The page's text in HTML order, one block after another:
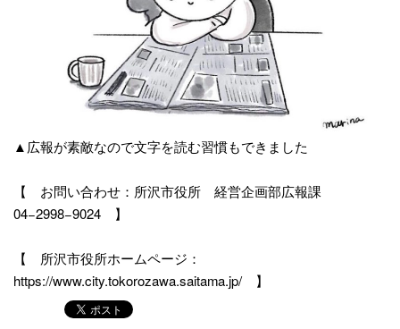
▲広報が素敵なので文字を読む習慣もできました
【 お問い合わせ：所沢市役所 経営企画部広報課
04−2998−9024 】
【 所沢市役所ホームページ：
https://www.city.tokorozawa.saitama.jp/】